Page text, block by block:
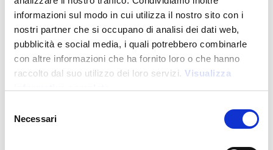
informazioni sul modo in cui utilizza il nostro sito con i
nostri partner che si occupano di analisi dei dati web,
pubblicità e social media, i quali potrebbero combinarle
con altre informazioni che ha fornito loro o che hanno
raccolto dal suo utilizzo dei loro servizi. Visualizza
delNecessari